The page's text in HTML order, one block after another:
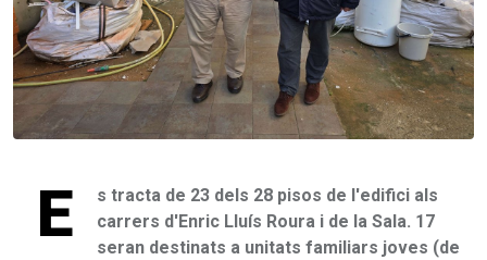
E
s tracta de 23 dels 28 pisos de l'edifici als
carrers d'Enric Lluís Roura i de la Sala. 17
seran destinats a unitats familiars joves (de